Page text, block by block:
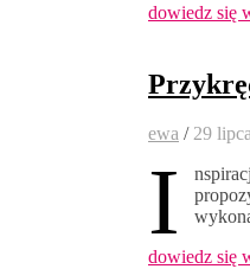
dowiedz się
ewa / 29
I
dowiedz się